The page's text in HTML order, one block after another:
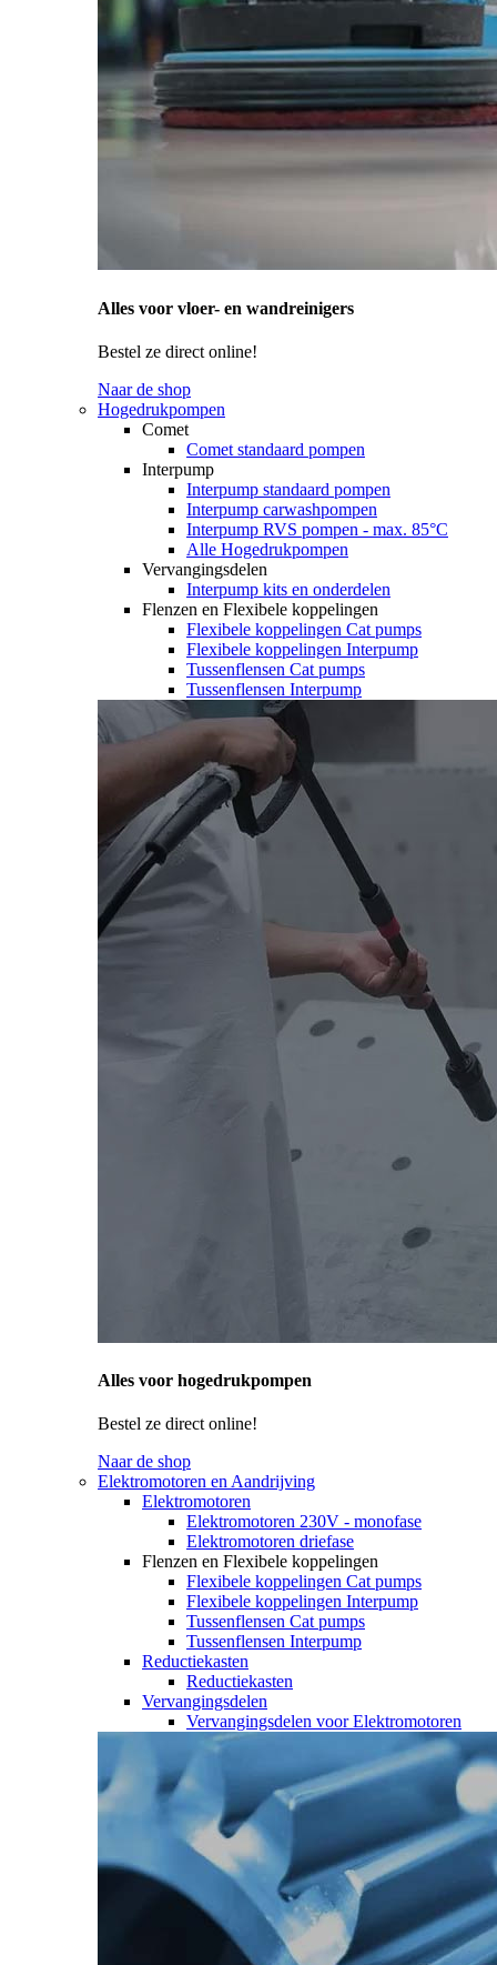
Alles voor vloer- en wandreinigers
Bestel ze direct online!
Naar de shop
Hogedrukpompen
Comet
Comet standaard pompen
Interpump
Interpump standaard pompen
Interpump carwashpompen
Interpump RVS pompen - max. 85°C
Alle Hogedrukpompen
Vervangingsdelen
Interpump kits en onderdelen
Flenzen en Flexibele koppelingen
Flexibele koppelingen Cat pumps
Flexibele koppelingen Interpump
Tussenflensen Cat pumps
Tussenflensen Interpump
Alles voor hogedrukpompen
Bestel ze direct online!
Naar de shop
Elektromotoren en Aandrijving
Elektromotoren
Elektromotoren 230V - monofase
Elektromotoren driefase
Flenzen en Flexibele koppelingen
Flexibele koppelingen Cat pumps
Flexibele koppelingen Interpump
Tussenflensen Cat pumps
Tussenflensen Interpump
Reductiekasten
Reductiekasten
Vervangingsdelen
Vervangingsdelen voor Elektromotoren